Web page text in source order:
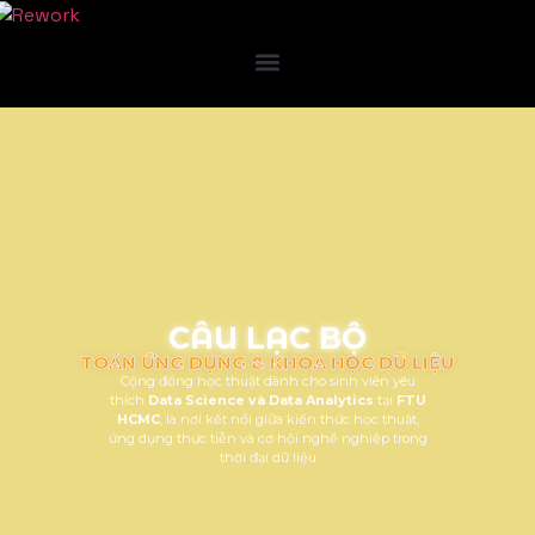
CÂU LẠC BỘ
TOÁN ỨNG DỤNG & KHOA HỌC DỮ LIỆU
Cộng đồng học thuật dành cho sinh viên yêu
thích Data Science và Data Analytics tại FTU
HCMC, là nơi kết nối giữa kiến thức học thuật,
ứng dụng thực tiễn và cơ hội nghề nghiệp trong
thời đại dữ liệu